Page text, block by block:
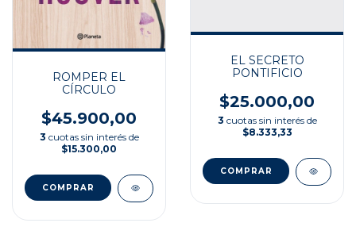
ROMPER EL
CÍRCULO
$45.900,00
3 cuotas sin interés de
$15.300,00
EL SECRETO
PONTIFICIO
$25.000,00
3 cuotas sin interés de
$8.333,33